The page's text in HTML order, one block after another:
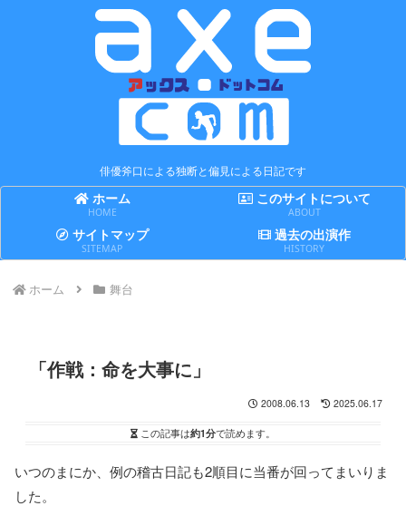
俳優斧口による独断と偏見による日記です
ホーム
HOME
このサイトについて
ABOUT
サイトマップ
SITEMAP
過去の出演作
HISTORY
ホーム 舞台
「作戦：命を大事に」
2008.06.13 2025.06.17
この記事は約1分で読めます。
いつのまにか、例の稽古日記も2順目に当番が回ってまいりま
した。